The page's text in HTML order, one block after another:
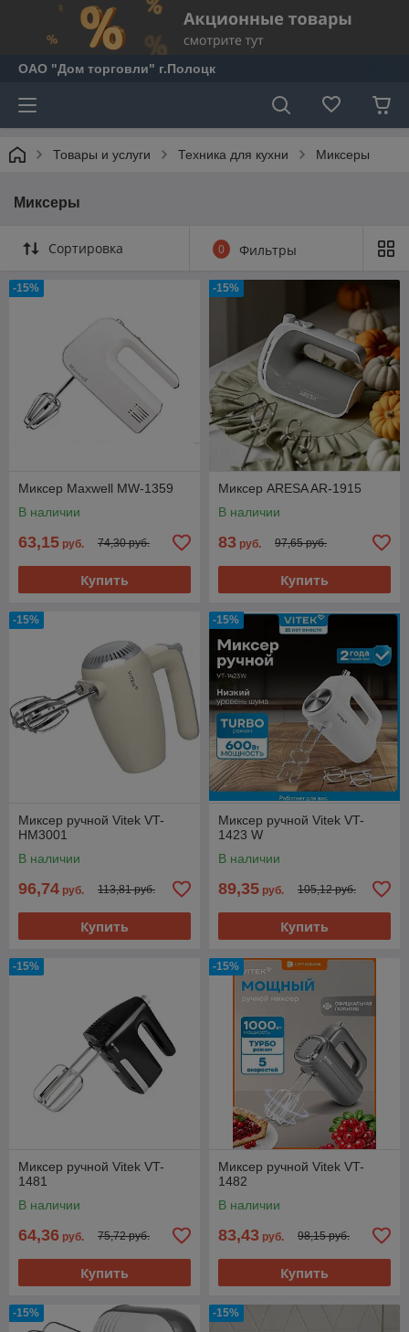
ОАО "Дом торговли" г.Полоцк
Товары и услуги Техника для кухни Миксеры
Миксеры
Сортировка 0 Фильтры
-15%
Миксер Maxwell MW-1359
В наличии
63,15 руб. 74,30 руб.
Купить
-15%
Миксер ARESA AR-1915
В наличии
83 руб. 97,65 руб.
Купить
-15%
Миксер ручной Vitek VT-
HM3001
В наличии
96,74 руб. 113,81 руб.
Купить
-15%
Миксер ручной Vitek VT-
1423 W
В наличии
89,35 руб. 105,12 руб.
Купить
-15%
Миксер ручной Vitek VT-
1481
В наличии
64,36 руб. 75,72 руб.
Купить
-15%
Миксер ручной Vitek VT-
1482
В наличии
83,43 руб. 98,15 руб.
Купить
-15% -15%